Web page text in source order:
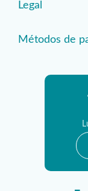
Legal
Métodos de